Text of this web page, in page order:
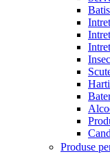
Produse